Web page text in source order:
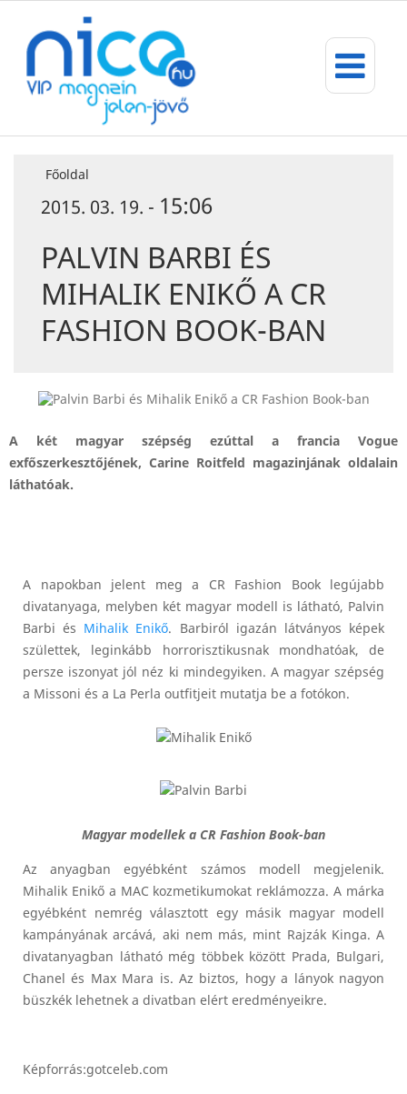
Főoldal
2015. 03. 19. - 15:06
PALVIN BARBI ÉS
MIHALIK ENIKŐ A CR
FASHION BOOK-BAN
A két magyar szépség ezúttal a francia Vogue
exfőszerkesztőjének, Carine Roitfeld magazinjának oldalain
láthatóak.
A napokban jelent meg a CR Fashion Book legújabb
divatanyaga, melyben két magyar modell is látható, Palvin
Barbi és Mihalik Enikő. Barbiról igazán látványos képek
születtek, leginkább horrorisztikusnak mondhatóak, de
persze iszonyat jól néz ki mindegyiken. A magyar szépség
a Missoni és a La Perla outfitjeit mutatja be a fotókon.
Magyar modellek a CR Fashion Book-ban
Az anyagban egyébként számos modell megjelenik.
Mihalik Enikő a MAC kozmetikumokat reklámozza. A márka
egyébként nemrég választott egy másik magyar modell
kampányának arcává, aki nem más, mint Rajzák Kinga. A
divatanyagban látható még többek között Prada, Bulgari,
Chanel és Max Mara is. Az biztos, hogy a lányok nagyon
büszkék lehetnek a divatban elért eredményeikre.
Képforrás:gotceleb.com